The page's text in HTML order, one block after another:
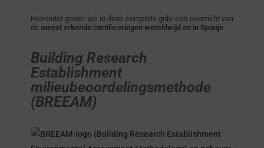
Hieronder geven we in deze complete gids een overzicht van
de meest erkende certificeringen wereldwijd en in Spanje.
Building Research
Establishment
milieubeoordelingsmethode
(BREEAM)